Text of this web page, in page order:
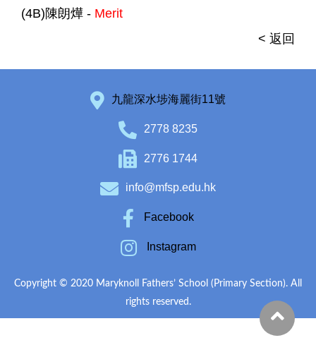
(4B)陳朗燁 - Merit
< 返回
九龍深水埗海麗街11號
2778 8235
2776 1744
info@mfsp.edu.hk
Facebook
Instagram
Copyright © 2020 Maryknoll Fathers’ School (Primary Section). All
rights reserved.